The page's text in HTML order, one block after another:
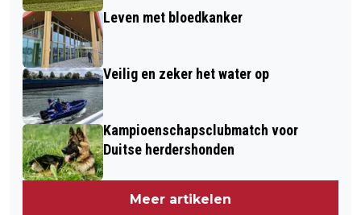
Leven met bloedkanker
Veilig en zeker het water op
Kampioenschapsclubmatch voor
Duitse herdershonden
Meer artikelen